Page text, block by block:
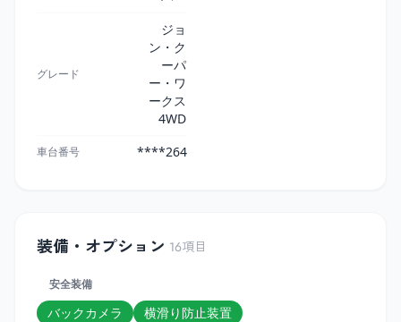
グレード
ジョ
ン・ク
ーパ
ー・ワ
ークス
4WD
車台番号 ****264
装備・オプション 16項目
安全装備
バックカメラ
横滑り防止装置